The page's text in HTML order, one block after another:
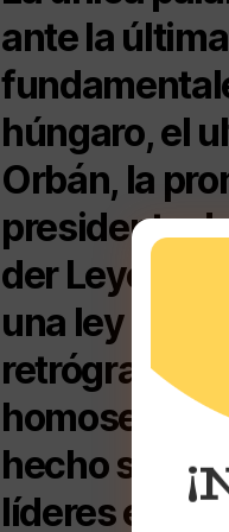
ante la
húngaro, el
Orbán, la
presidenta
der Leyen:
una ley anti
retrógradas
hecho saltar
líderes